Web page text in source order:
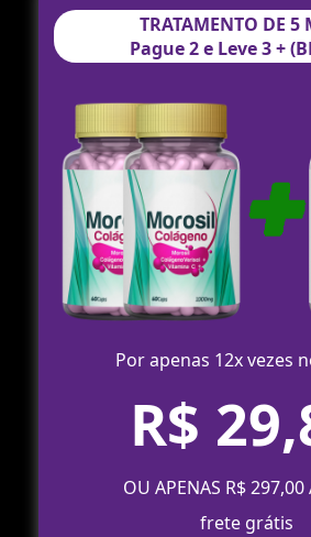
TRATAMENTO DE 5
Pague 2 e Leve 3 +
Por apenas 12x vezes
R$
OU APENAS R$ 297,00
frete grátis